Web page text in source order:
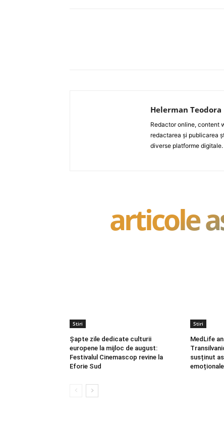
Helerman Teodora
Redactor online, content
redactarea și publicarea
diverse platforme digitale.
articole
Stiri
Șapte zile dedicate culturii
europene la mijloc de august:
Festivalul Cinemascop revine la
Eforie Sud
Stiri
MedLife
susținut
emoționale